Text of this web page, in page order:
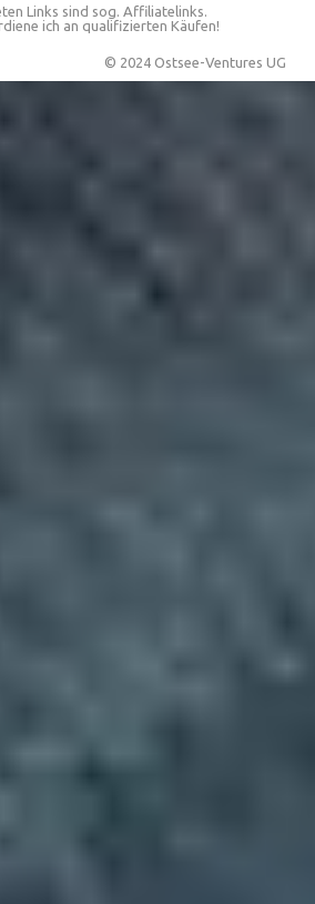
Links sind sog. Affiliatelinks.
ich an qualifizierten Käufen!
© 2024 Ostsee-Ventures UG